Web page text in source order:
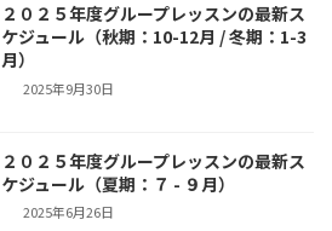
２０２５年度グループレッスンの最新ス
ケジュール（秋期：10-12月 / 冬期：1-3
月）
2025年9月30日
２０２５年度グループレッスンの最新ス
ケジュール（夏期：７ - ９月）
2025年6月26日